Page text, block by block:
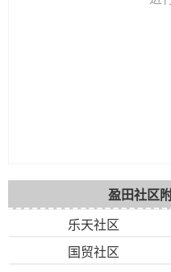
盈田社区
乐天社区
国贸社区